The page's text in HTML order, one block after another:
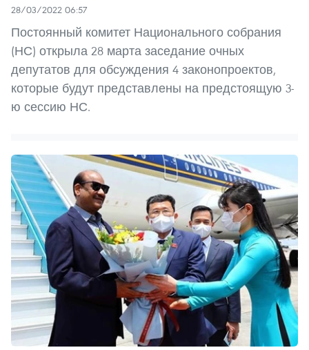
28/03/2022 06:57
Постоянный комитет Национального собрания
(НС) открыла 28 марта заседание очных
депутатов для обсуждения 4 законопроектов,
которые будут представлены на предстоящую 3-
ю сессию НС.